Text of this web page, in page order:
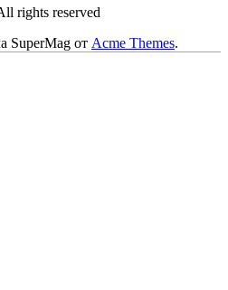
rights reserved
SuperMag от Acme Themes.